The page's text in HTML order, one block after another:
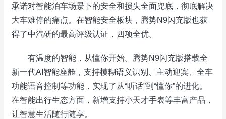
承诺对智能泊车场景下的安全和损失全面兜底，彻底解决
大车难停的痛点。在智能安全板块，腾势N9闪充版也获
得了中汽研的最高评级认证，四项全优。
有温度的智能，从懂你开始。腾势N9闪充版搭载全
新一代AI智能座舱，支持模糊语义识别、主动迎宾、全车
功能语音控制等功能，实现了从“听话”到“懂你”的进化。
在智能出行生态方面，新增支持小天才手表等丰富产品，
让智慧生活随行随享。